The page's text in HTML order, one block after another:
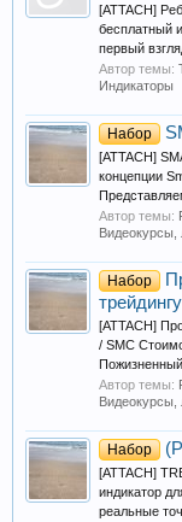
[ATTACH]
бесплатный
первый
Автор темы:
Индикаторы
Набор
[ATTACH]
концепции
Автор темы:
Видеокурсы,
Набор
[ATTACH]
/ SMC
Пожизненный
Автор темы:
Видеокурсы,
Набор
[ATTACH]
индикатор
реальные